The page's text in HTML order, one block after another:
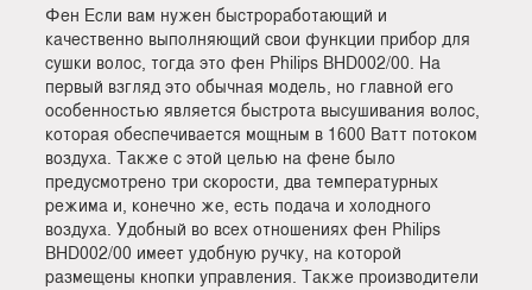
Фен Если вам нужен быстроработающий и
качественно выполняющий свои функции прибор для
сушки волос, тогда это фен Philips BHD002/00. На
первый взгляд это обычная модель, но главной его
особенностью является быстрота высушивания волос,
которая обеспечивается мощным в 1600 Ватт потоком
воздуха. Также с этой целью на фене было
предусмотрено три скорости, два температурных
режима и, конечно же, есть подача и холодного
воздуха. Удобный во всех отношениях фен Philips
BHD002/00 имеет удобную ручку, на которой
размещены кнопки управления. Также производители